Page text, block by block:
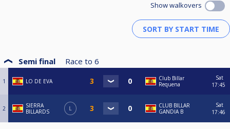
Show walkovers
Semi final Race to 6
1 LO DE EVA
Club Billar
Requena
Sat
17:45
2
SIERRA
BILLARDS
L
CLUB BILLAR
GANDIA B
Sat
17:46